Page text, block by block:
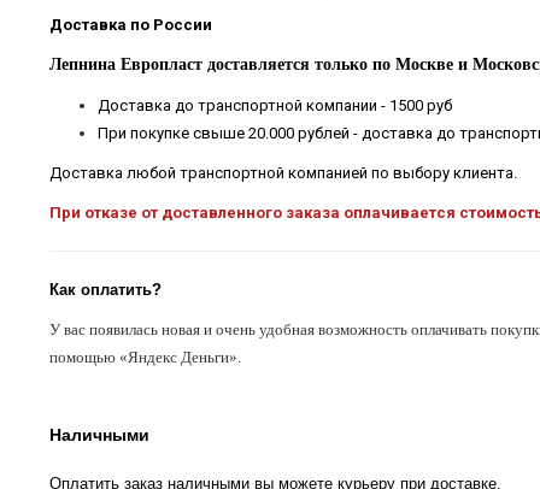
Доставка по России
Лепнина Европласт доставляется только по Москве и
Доставка до транспортной компании - 1500 руб
При покупке свыше 20.000 рублей - доставка до
Доставка любой транспортной компанией по выбору клиента.
При отказе от доставленного заказа оплачивается
Как оплатить?
У вас появилась новая и очень удобная возможность оплачивать
помощью «Яндекс Деньги».
Наличными
Оплатить заказ наличными вы можете курьеру при доставке.